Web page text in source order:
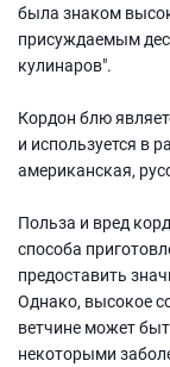
была знаком
присуждаемым
кулинаров".
Кордон блю
и используется в
американская,
Польза и вред
способа
предоставить
Однако, высокое
ветчине может
некоторыми